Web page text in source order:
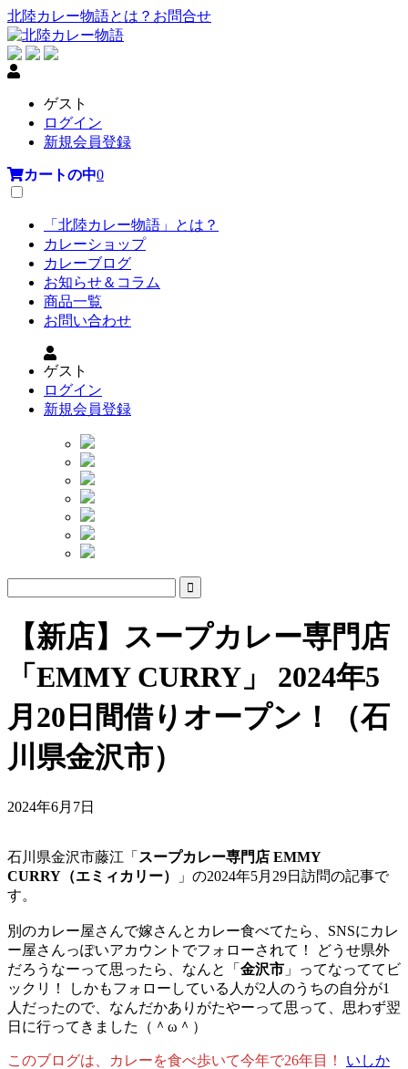
北陸カレー物語とは？ お問合せ
ゲスト
ログイン
新規会員登録
カートの中0
「北陸カレー物語」とは？
カレーショップ
カレーブログ
お知らせ＆コラム
商品一覧
お問い合わせ
ゲスト
ログイン
新規会員登録
【新店】スープカレー専門店
「EMMY CURRY」 2024年5
月20日間借りオープン！（石
川県金沢市）
2024年6月7日
石川県金沢市藤江「 スープカレー専門店 EMMY
CURRY（エミィカリー）
」の2024年5月29日訪問の記事で
す。
別のカレー屋さんで嫁さんとカレー食べてたら、SNSにカレ
ー屋さんっぽいアカウントでフォローされて！ どうせ県外
だろうなーって思ったら、なんと「 金沢市 」ってなっててビ
ックリ！ しかもフォローしている人が2人のうちの自分が1
人だったので、なんだかありがたやーって思って、思わず翌
日に行ってきました（＾ω＾）
このブログは、カレーを食べ歩いて今年で26年目！ いしか